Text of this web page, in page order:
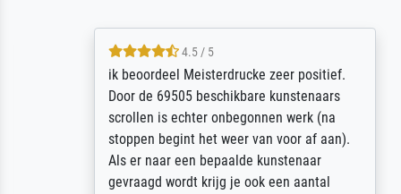
4.5 / 5
ik beoordeel Meisterdrucke zeer positief.
Door de 69505 beschikbare kunstenaars
scrollen is echter onbegonnen werk (na
stoppen begint het weer van voor af aan).
Als er naar een bepaalde kunstenaar
gevraagd wordt krijg je ook een aantal